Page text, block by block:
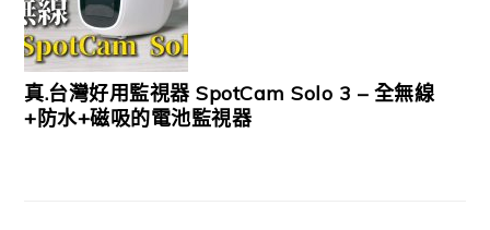
真.台灣好用監視器 SpotCam Solo 3 – 全無線
+防水+磁吸的電池監視器